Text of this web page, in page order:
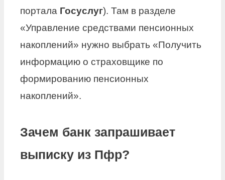
портала Госуслуг). Там в разделе
«Управление средствами пенсионных
накоплений» нужно выбрать «Получить
информацию о страховщике по
формированию пенсионных
накоплений».
Зачем банк запрашивает
выписку из Пфр?